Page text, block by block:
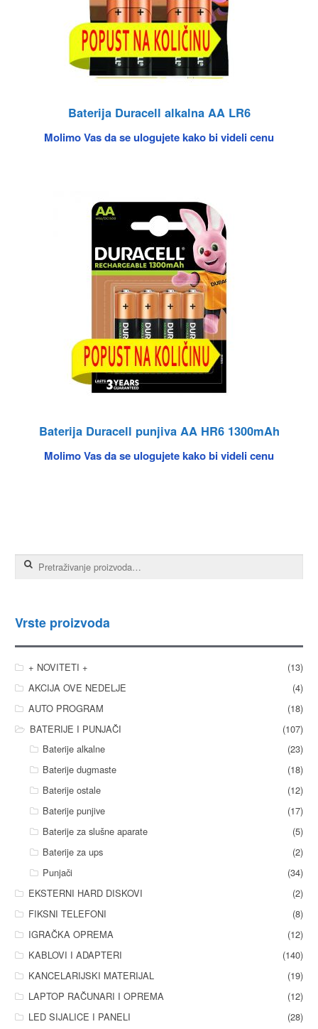
Baterija Duracell alkalna AA LR6
Molimo Vas da se ulogujete kako bi videli cenu
Baterija Duracell punjiva AA HR6 1300mAh
Molimo Vas da se ulogujete kako bi videli cenu
Pretraga za:
Vrste proizvoda
+ NOVITETI +
(13)
AKCIJA OVE NEDELJE
(4)
AUTO PROGRAM
(18)
BATERIJE I PUNJAČI
(107)
Baterije alkalne
(23)
Baterije dugmaste
(18)
Baterije ostale
(12)
Baterije punjive
(17)
Baterije za slušne aparate
(5)
Baterije za ups
(2)
Punjači
(34)
EKSTERNI HARD DISKOVI
(2)
FIKSNI TELEFONI
(8)
IGRAČKA OPREMA
(12)
KABLOVI I ADAPTERI
(140)
KANCELARIJSKI MATERIJAL
(19)
LAPTOP RAČUNARI I OPREMA
(12)
LED SIJALICE I PANELI
(28)